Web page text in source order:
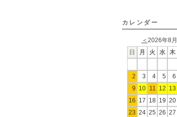
カレンダー
＜ 2026年8月
日
月 火 水 木
2
3 4 5 6
9 10 11 12 13
16 17 18 19 20
23 24 25 26 27